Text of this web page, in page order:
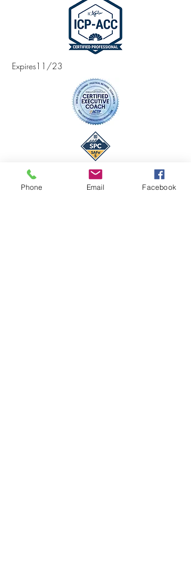
Expires11/23
Phone Email Facebook